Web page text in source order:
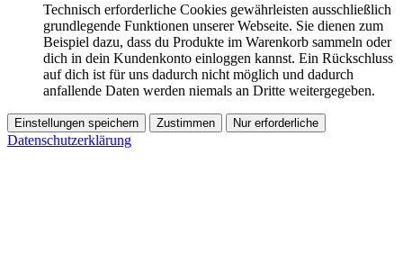
Technisch erforderliche Cookies gewährleisten ausschließlich
grundlegende Funktionen unserer Webseite. Sie dienen zum
Beispiel dazu, dass du Produkte im Warenkorb sammeln oder
dich in dein Kundenkonto einloggen kannst. Ein Rückschluss
auf dich ist für uns dadurch nicht möglich und dadurch
anfallende Daten werden niemals an Dritte weitergegeben.
Einstellungen speichern Zustimmen Nur erforderliche
Datenschutzerklärung